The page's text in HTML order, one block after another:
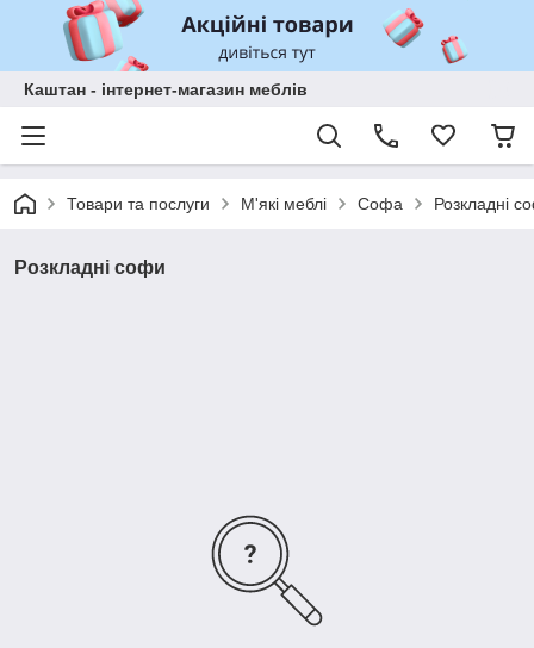
Каштан - інтернет-магазин меблів
Товари та послуги М'які меблі Софа Розкладні
Розкладні софи